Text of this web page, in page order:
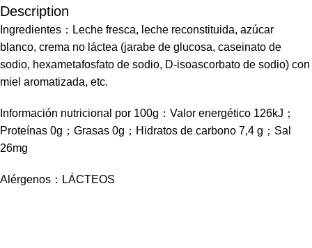
Description
Ingredientes：Leche fresca, leche reconstituida, azúcar
blanco, crema no láctea (jarabe de glucosa, caseinato de
sodio, hexametafosfato de sodio, D-isoascorbato de sodio) con
miel aromatizada, etc.
Información nutricional por 100g：Valor energético 126kJ；
Proteínas 0g；Grasas 0g；Hidratos de carbono 7,4 g；Sal
26mg
Alérgenos：LÁCTEOS